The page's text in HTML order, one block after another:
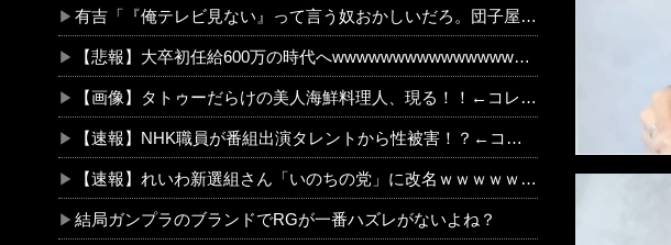
有吉「『俺テレビ見ない』って言う奴おかしいだろ。団子屋で『団子食べない』って言うか？」
【悲報】大卒初任給600万の時代へwwwwwwwwwwwwwwwwwww
【画像】タトゥーだらけの美人海鮮料理人、現る！！←コレはセクシー過ぎてワイらにブッ刺さりまくりw w w w w w w w w
【速報】NHK職員が番組出演タレントから性被害！？←コレマジならヤバくねーか？
【速報】れいわ新選組さん「いのちの党」に改名ｗｗｗｗｗｗｗｗ
結局ガンプラのブランドでRGが一番ハズレがないよね？